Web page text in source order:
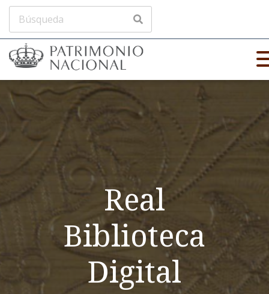
Real
Biblioteca
Digital